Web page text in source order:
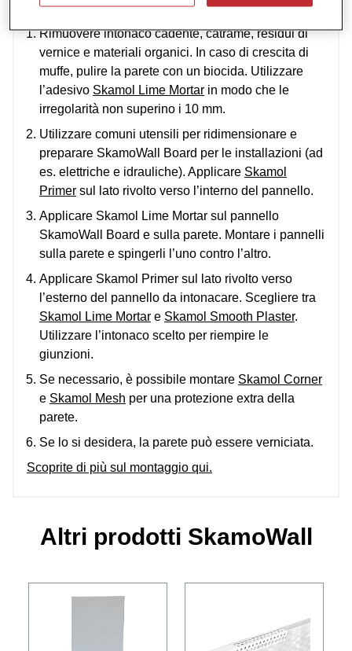
Rimuovere intonaco cadente, catrame, residui di
vernice e materiali organici. In caso di crescita di
muffe, pulire la parete con un biocida. Utilizzare
l’adesivo Skamol Lime Mortar in modo che le
irregolarità non superino i 10 mm.
Utilizzare comuni utensili per ridimensionare e
preparare SkamoWall Board per le installazioni (ad
es. elettriche e idrauliche). Applicare Skamol
Primer sul lato rivolto verso l’interno del pannello.
Applicare Skamol Lime Mortar sul pannello
SkamoWall Board e sulla parete. Montare i pannelli
sulla parete e spingerli l’uno contro l’altro.
Applicare Skamol Primer sul lato rivolto verso
l’esterno del pannello da intonacare. Scegliere tra
Skamol Lime Mortar e Skamol Smooth Plaster.
Utilizzare l’intonaco scelto per riempire le
giunzioni.
Se necessario, è possibile montare Skamol Corner
e Skamol Mesh per una protezione extra della
parete.
Se lo si desidera, la parete può essere verniciata.
Scoprite di più sul montaggio qui.
Altri prodotti SkamoWall